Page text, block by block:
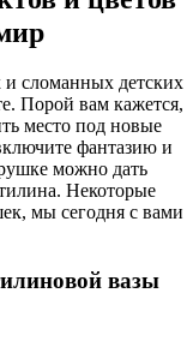
сломанных детских
Порой вам кажется,
место под новые
фантазию и
можно дать
Некоторые
мы сегодня с вами
вазы